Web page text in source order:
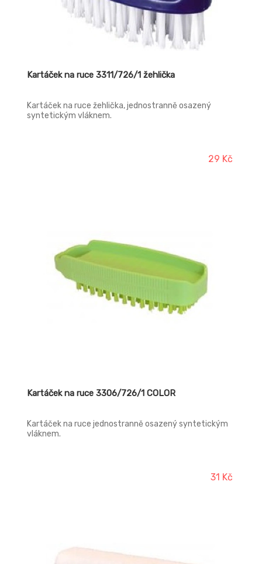
Kartáček na ruce 3311/726/1 žehlička
Kartáček na ruce žehlička, jednostranně osazený
syntetickým vláknem.
29 Kč
Kartáček na ruce 3306/726/1 COLOR
Kartáček na ruce jednostranně osazený syntetickým
vláknem.
31 Kč